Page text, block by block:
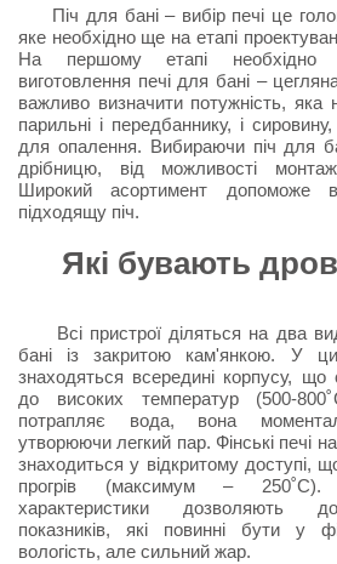
Піч для бані – вибір печі це
яке необхідно ще на етапі
На першому етапі необхідно
виготовлення печі для бані –
важливо визначити потужність, яка
парильні і передбаннику, і
для опалення. Вибираючи піч для
дрібницю, від можливості
Широкий асортимент допоможе
підходящу піч.
Які бувають
Всі пристрої діляться на два
бані із закритою кам'янкою. У
знаходяться всередині корпусу, що
до високих температур (500-
потрапляє вода, вона
утворюючи легкий пар. Фінські печі
знаходиться у відкритому доступі,
прогрів (максимум – 250˚С).
характеристики дозволяють
показників, які повинні бути у
вологість, але сильний жар.